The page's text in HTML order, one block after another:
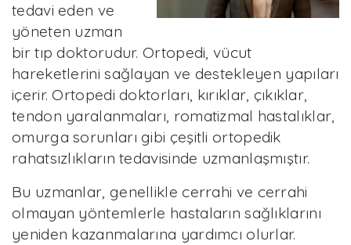
tedavi eden ve
yöneten uzman
bir tıp doktorudur. Ortopedi, vücut
hareketlerini sağlayan ve destekleyen yapıları
içerir. Ortopedi doktorları, kırıklar, çıkıklar,
tendon yaralanmaları, romatizmal hastalıklar,
omurga sorunları gibi çeşitli ortopedik
rahatsızlıkların tedavisinde uzmanlaşmıştır.
Bu uzmanlar, genellikle cerrahi ve cerrahi
olmayan yöntemlerle hastaların sağlıklarını
yeniden kazanmalarına yardımcı olurlar.